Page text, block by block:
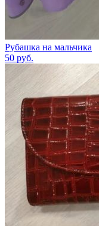
Рубашка на мальчика
50 руб.